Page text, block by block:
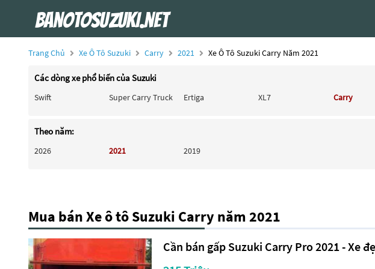
Trang Chủ Xe Ô Tô Suzuki Carry 2021 Xe Ô Tô Suzuki Carry Năm 2021
Các dòng xe phổ biến của Suzuki
Swift Super Carry Truck Ertiga XL7 Carry
Theo năm:
2026 2021 2019
Mua bán Xe ô tô Suzuki Carry năm 2021
Cần bán gấp Suzuki Carry Pro 2021 - Xe